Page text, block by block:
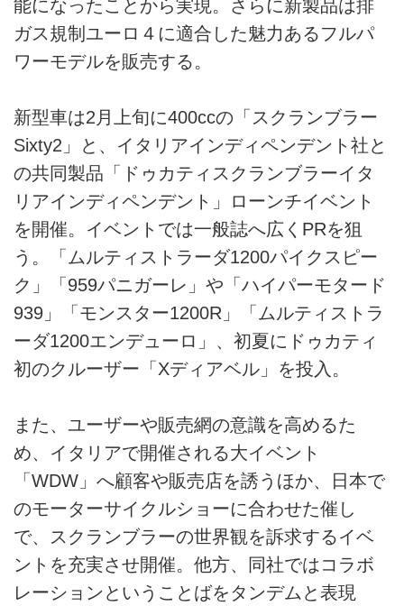
能になったことから実現。さらに新製品は排
ガス規制ユーロ４に適合した魅力あるフルパ
ワーモデルを販売する。
新型車は2月上旬に400ccの「スクランブラー
Sixty2」と、イタリアインディペンデント社と
の共同製品「ドゥカティスクランブラーイタ
リアインディペンデント」ローンチイベント
を開催。イベントでは一般誌へ広くPRを狙
う。「ムルティストラーダ1200パイクスピー
ク」「959パニガーレ」や「ハイパーモタード
939」「モンスター1200R」「ムルティストラ
ーダ1200エンデューロ」、初夏にドゥカティ
初のクルーザー「Xディアベル」を投入。
また、ユーザーや販売網の意識を高めるた
め、イタリアで開催される大イベント
「WDW」へ顧客や販売店を誘うほか、日本で
のモーターサイクルショーに合わせた催し
で、スクランブラーの世界観を訴求するイベ
ントを充実させ開催。他方、同社ではコラボ
レーションということばをタンデムと表現